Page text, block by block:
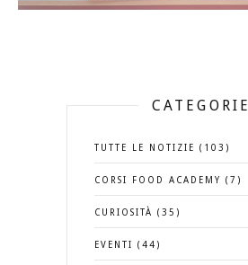
CATEGORIE
TUTTE LE NOTIZIE (103)
CORSI FOOD ACADEMY (7)
CURIOSITÀ (35)
EVENTI (44)